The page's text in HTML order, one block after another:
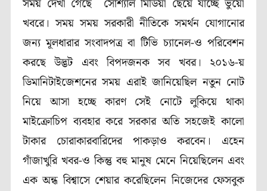
সময় দেখা গেছে সোশ্যাল মিডিয়া ছেয়ে যাচ্ছে ভুয়ো
খবরে। সময় সময় সরকারী নীতিকে সমর্থন যোগানোর
জন্য মূলধারার সংবাদপত্র বা টিভি চ্যানেল-ও পরিবেশন
করছে উদ্ভট এবং বিপদজনক সব খবর। ২০১৬-য়
ডিমানিটাইজেশনের সময় এরাই জানিয়েছিল নতুন নোট
নিয়ে আসা হচ্ছে কারণ সেই নোটে লুকিয়ে থাকা
মাইক্রোচিপ ব্যবহার করে সরকার অতি সহজেই কালো
টাকার চোরাকারবারিদের পাকড়াও করবেন। এহেন
গাঁজাখুরি খবর-ও কিন্তু বহু মানুষ মেনে নিয়েছিলেন এবং
এক অন্ধ বিশ্বাসে শেয়ার করেছিলেন নিজেদের ফেসবুক